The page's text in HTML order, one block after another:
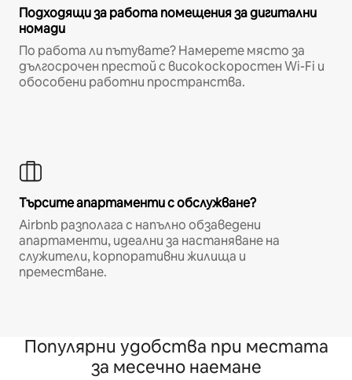
Подходящи за работа помещения за дигитални
номади
По работа ли пътувате? Намерете място за
дългосрочен престой с високоскоростен Wi-Fi и
обособени работни пространства.
Търсите апартаменти с обслужване?
Airbnb разполага с напълно обзаведени
апартаменти, идеални за настаняване на
служители, корпоративни жилища и
преместване.
Популярни удобства при местата
за месечно наемане